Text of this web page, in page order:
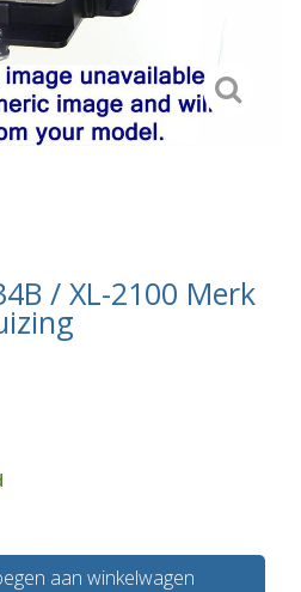
/ XL-2100 Merk
aan winkelwagen